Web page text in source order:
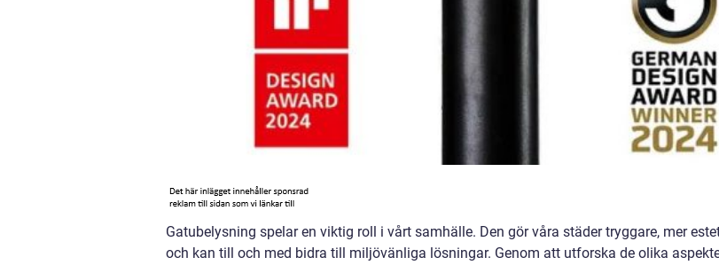
Gatubelysning spelar en viktig roll i vårt samhälle. Den gör våra städer tryggare, mer
och kan till och med bidra till miljövänliga lösningar. Genom att utforska de olika